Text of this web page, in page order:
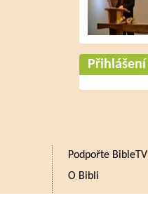
Přihlášení
Podpořte BibleTV
O Bibli